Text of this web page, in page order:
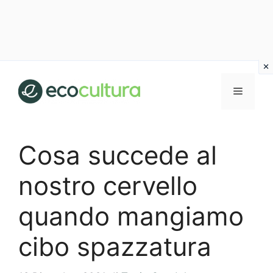
contenuto
MENU
Cosa succede al
nostro cervello
quando mangiamo
cibo spazzatura